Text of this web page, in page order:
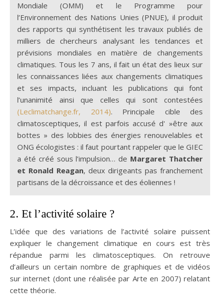
Mondiale (OMM) et le Programme pour
l’Environnement des Nations Unies (PNUE), il produit
des rapports qui synthétisent les travaux publiés de
milliers de chercheurs analysant les tendances et
prévisions mondiales en matière de changements
climatiques. Tous les 7 ans, il fait un état des lieux sur
les connaissances liées aux changements climatiques
et ses impacts, incluant les publications qui font
l’unanimité ainsi que celles qui sont contestées
(Leclimatchange.fr, 2014). Principale cible des
climatosceptiques, il est parfois accusé d' »être aux
bottes » des lobbies des énergies renouvelables et
ONG écologistes : il faut pourtant rappeler que le GIEC
a été créé sous l’impulsion… de Margaret Thatcher
et Ronald Reagan, deux dirigeants pas franchement
partisans de la décroissance et des éoliennes !
2. Et l’activité solaire ?
L’idée que des variations de l’activité solaire puissent
expliquer le changement climatique en cours est très
répandue parmi les climatosceptiques. On retrouve
d’ailleurs un certain nombre de graphiques et de vidéos
sur internet (dont une réalisée par Arte en 2007) relatant
cette théorie.